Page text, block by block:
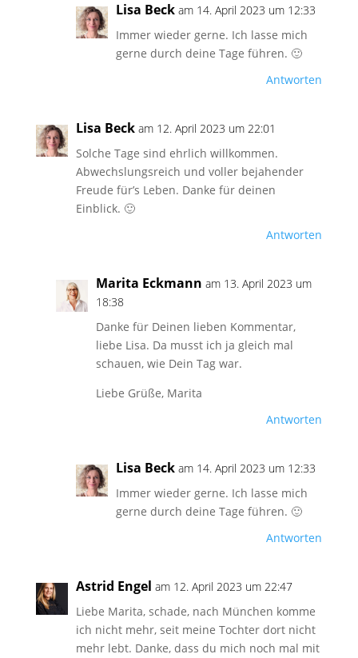
Lisa Beck am 14. April 2023 um 12:33
Immer wieder gerne. Ich lasse mich
gerne durch deine Tage führen. 🙂
Antworten
Lisa Beck am 12. April 2023 um 22:01
Solche Tage sind ehrlich willkommen.
Abwechslungsreich und voller bejahender
Freude für’s Leben. Danke für deinen
Einblick. 🙂
Antworten
Marita Eckmann am 13. April 2023 um
18:38
Danke für Deinen lieben Kommentar,
liebe Lisa. Da musst ich ja gleich mal
schauen, wie Dein Tag war.
Liebe Grüße, Marita
Antworten
Lisa Beck am 14. April 2023 um 12:33
Immer wieder gerne. Ich lasse mich
gerne durch deine Tage führen. 🙂
Antworten
Astrid Engel am 12. April 2023 um 22:47
Liebe Marita, schade, nach München komme
ich nicht mehr, seit meine Tochter dort nicht
mehr lebt. Danke, dass du mich noch mal mit